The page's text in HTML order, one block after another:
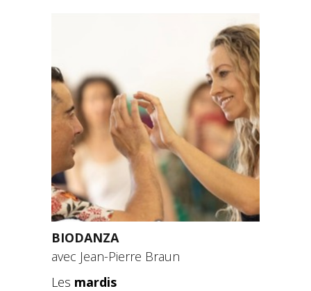
BIODANZA
avec Jean-Pierre Braun
Les mardis